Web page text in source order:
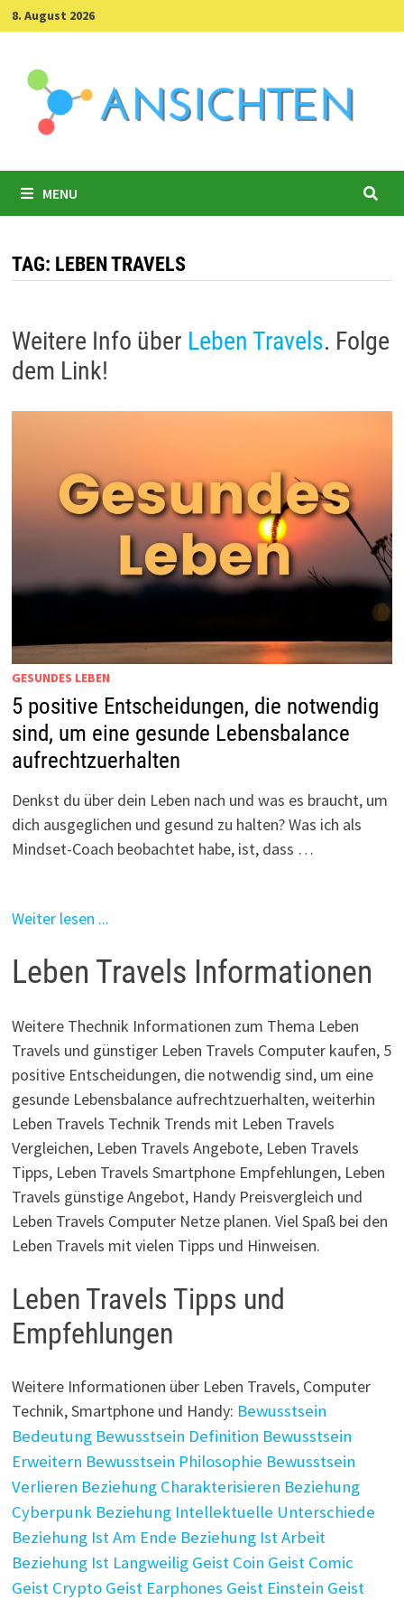
Skip
to
8. August 2026
MENU
TAG: LEBEN TRAVELS
Weitere Info über Leben Travels. Folge
dem Link!
GESUNDES LEBEN
5 positive Entscheidungen, die notwendig
sind, um eine gesunde Lebensbalance
aufrechtzuerhalten
Denkst du über dein Leben nach und was es braucht, um
dich ausgeglichen und gesund zu halten? Was ich als
Mindset-Coach beobachtet habe, ist, dass …
Weiter lesen ...
Leben Travels Informationen
Weitere Thechnik Informationen zum Thema Leben
Travels und günstiger Leben Travels Computer kaufen, 5
positive Entscheidungen, die notwendig sind, um eine
gesunde Lebensbalance aufrechtzuerhalten, weiterhin
Leben Travels Technik Trends mit Leben Travels
Vergleichen, Leben Travels Angebote, Leben Travels
Tipps, Leben Travels Smartphone Empfehlungen, Leben
Travels günstige Angebot, Handy Preisvergleich und
Leben Travels Computer Netze planen. Viel Spaß bei den
Leben Travels mit vielen Tipps und Hinweisen.
Leben Travels Tipps und
Empfehlungen
Weitere Informationen über Leben Travels, Computer
Technik, Smartphone und Handy: Bewusstsein
Bedeutung Bewusstsein Definition Bewusstsein
Erweitern Bewusstsein Philosophie Bewusstsein
Verlieren Beziehung Charakterisieren Beziehung
Cyberpunk Beziehung Intellektuelle Unterschiede
Beziehung Ist Am Ende Beziehung Ist Arbeit
Beziehung Ist Langweilig Geist Coin Geist Comic
Geist Crypto Geist Earphones Geist Einstein Geist